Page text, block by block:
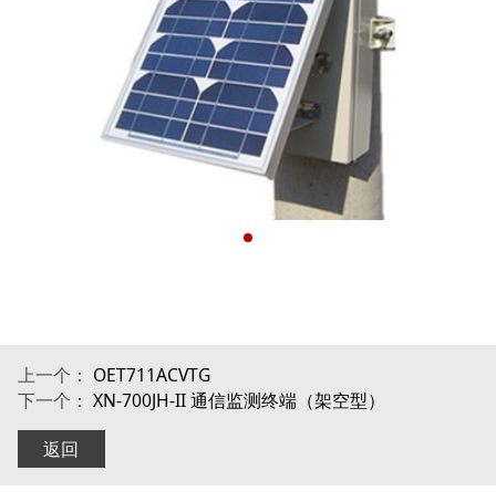
上一个： OET711ACVTG
下一个： XN-700JH-II 通信监测终端（架空型）
返回